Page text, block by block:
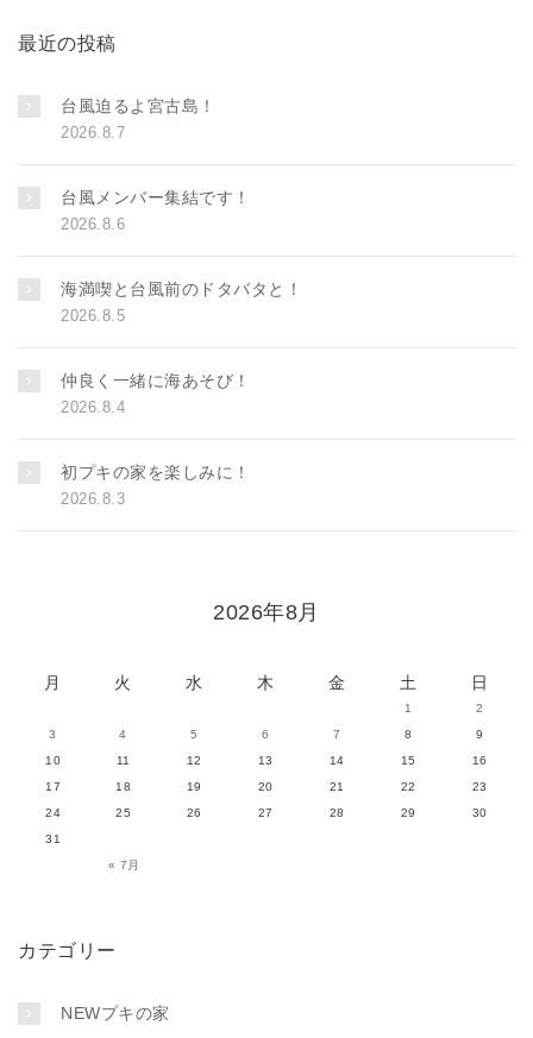
最近の投稿
台風迫るよ宮古島！
2026.8.7
台風メンバー集結です！
2026.8.6
海満喫と台風前のドタバタと！
2026.8.5
仲良く一緒に海あそび！
2026.8.4
初プキの家を楽しみに！
2026.8.3
2026年8月
月 火 水 木 金 土 日
« 7月
1
2
3
4 5 6 7 8
9
10
11 12 13 14 15
16
17
18 19 20 21 22
23
24
25 26 27 28 29
30
31
カテゴリー
NEWプキの家